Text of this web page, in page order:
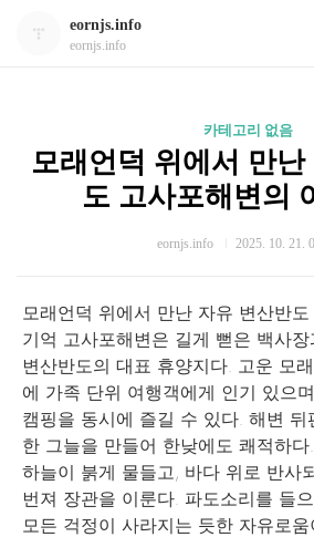
eornjs.info
eornjs.info
카테고리 없음
모래언덕 위에서 만
도 고사포해변의
eornjs.info 2025. 10. 21.
모래언덕 위에서 만난 자유 변산반
기억 고사포해변은 길게 뻗은 백사
변산반도의 대표 휴양지다. 고운 모
에 가족 단위 여행객에게 인기 있으
캠핑을 동시에 즐길 수 있다. 해변 뒤
한 그늘을 만들어 한낮에도 쾌적하
하늘이 붉게 물들고, 바다 위로 반사
번져 장관을 이룬다. 파도소리를 들
모든 걱정이 사라지는 듯한 자유로